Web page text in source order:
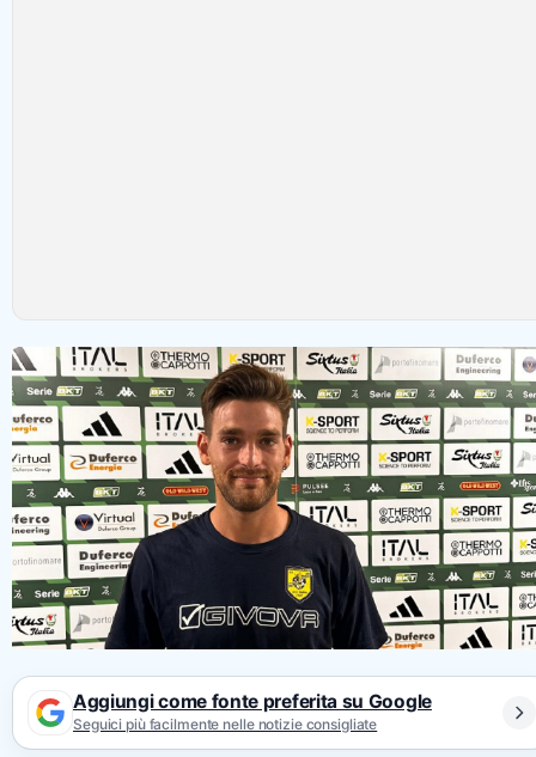
Aggiungi come fonte preferita su Google
Seguici più facilmente nelle notizie consigliate